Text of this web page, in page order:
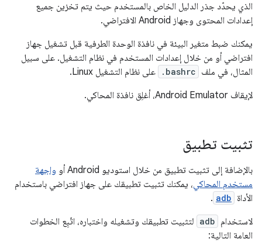
الذي يحدّد جذر الدليل الخاص بالمستخدم حيث يتم تخزين جميع
إعدادات المحتوى وجهاز Android الافتراضي.
يمكنك ضبط متغير البيئة في نافذة الوحدة الطرفية قبل تشغيل جهاز
افتراضي أو من خلال إعدادات المستخدم في نظام التشغيل. على سبيل
المثال، في ملف .bashrc
على نظام التشغيل Linux.
لإيقاف Android Emulator، أغلِق نافذة المحاكي.
تثبيت تطبيق
بالإضافة إلى تثبيت تطبيق من خلال استوديو Android أو
واجهة
مستخدم المحاكي، يمكنك تثبيت تطبيقك على جهاز افتراضي باستخدام
الأداة adb
.
لاستخدام adb لتثبيت تطبيقك وتشغيله واختباره، اتّبِع الخطوات
العامة التالية: